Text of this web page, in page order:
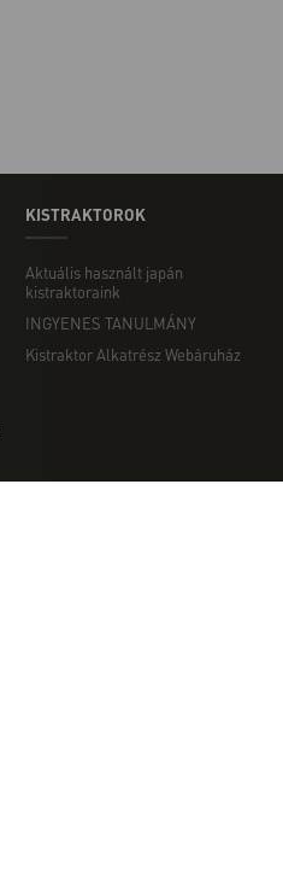
KISTRAKTOROK
Aktuális használt japán
kistraktoraink
INGYENES TANULMÁNY
Kistraktor Alkatrész Webáruház